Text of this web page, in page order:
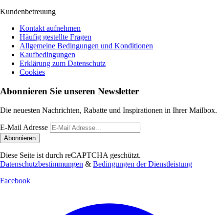
Kundenbetreuung
Kontakt aufnehmen
Häufig gestellte Fragen
Allgemeine Bedingungen und Konditionen
Kaufbedingungen
Erklärung zum Datenschutz
Cookies
Abonnieren Sie unseren Newsletter
Die neuesten Nachrichten, Rabatte und Inspirationen in Ihrer Mailbox.
E-Mail Adresse
Abonnieren
Diese Seite ist durch reCAPTCHA geschützt.
Datenschutzbestimmungen & Bedingungen der Dienstleistung
Facebook